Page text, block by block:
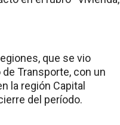
que se vio
Transporte, con un
la región Capital
del período.